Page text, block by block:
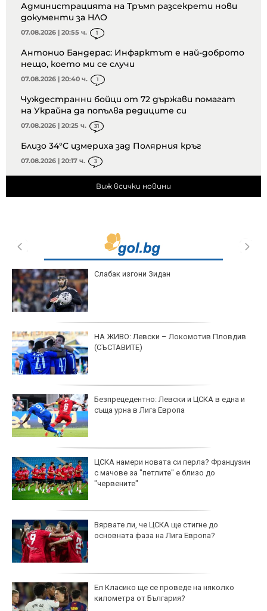
Администрацията на Тръмп разсекрети нови
документи за НЛО
07.08.2026 | 20:55 ч. 1
Антонио Бандерас: Инфарктът е най-доброто
нещо, което ми се случи
07.08.2026 | 20:40 ч. 1
Чуждестранни бойци от 72 държави помагат
на Украйна да попълва редиците си
07.08.2026 | 20:25 ч. 31
Близо 34°C измериха зад Полярния кръг
07.08.2026 | 20:17 ч. 3
Виж всички новини
Слабак изгони Зидан
НА ЖИВО: Левски – Локомотив Пловдив
(СЪСТАВИТЕ)
Безпрецедентно: Левски и ЦСКА в една и
съща урна в Лига Европа
ЦСКА намери новата си перла? Французин
с мачове за "петлите" е близо до
"червените"
Вярвате ли, че ЦСКА ще стигне до
основната фаза на Лига Европа?
Ел Класико ще се проведе на няколко
километра от България?